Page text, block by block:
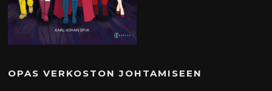
OPAS VERKOSTON JOHTAMISEEN